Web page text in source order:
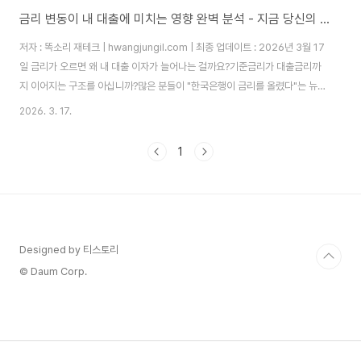
금리 변동이 내 대출에 미치는 영향 완벽 분석 - 지금 당신의 이자가 바뀌고 있습니다
저자 : 똑소리 재테크 | hwangjungil.com | 최종 업데이트 : 2026년 3월 17
일 금리가 오르면 왜 내 대출 이자가 늘어나는 걸까요?기준금리가 대출금리까
지 이어지는 구조를 아십니까?많은 분들이 "한국은행이 금리를 올렸다"는 뉴
스를 보면서도 정작 자신의 대출에 어떤 영향이 생기는지 막연하게만 느끼십니
원회가 기준금리를 결정하면, 시중은행은 그 금리를 기준으로 자금을 조달합니
2026. 3. 17.
1
Designed by 티스토리
© Daum Corp.